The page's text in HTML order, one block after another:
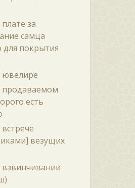
за
самца
для покрытия
ювелире
продаваемом
есть
везущих
взвинчивании